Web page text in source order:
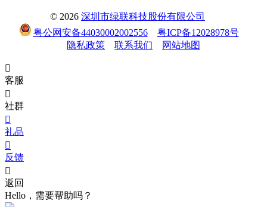
© 2026 深圳市绿联科技股份有限公司
粤公网安备44030002002556
粤ICP备12028978号
隐私政策
联系我们 网站地图

客服

社群

礼品

反馈

返回
Hello，需要帮助吗？